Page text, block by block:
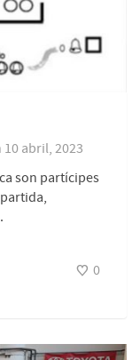
10 abril, 2023
son partícipes
0